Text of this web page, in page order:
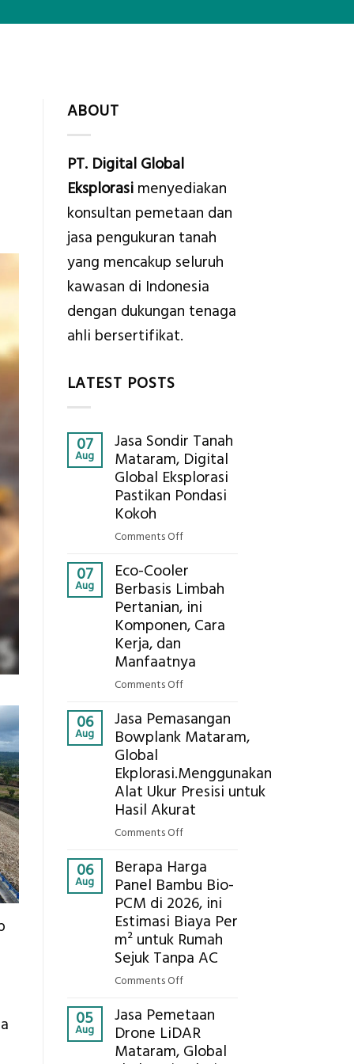
ABOUT
PT. Digital Global
Eksplorasimenyediakan
konsultan pemetaan dan
jasa pengukuran tanah
yang mencakup seluruh
kawasan di Indonesia
dengan dukungan tenaga
ahli bersertifikat.
LATEST POSTS
07
Aug
Jasa Sondir Tanah
Mataram, Digital
Global Eksplorasi
Pastikan Pondasi
Kokoh
Comments Offon
Sondir
Tanah
Mataram,
Digital
Eksplorasi
Pastikan
07
Aug
Eco-Cooler
Berbasis Limbah
Pertanian, ini
Komponen, Cara
Kerja, dan
Manfaatnya
Comments Offon
Cooler
Berbasis
Pertanian,
ini
Komponen,
Manfaatnya
06
Aug
Jasa Pemasangan
Bowplank Mataram,
Global
Ekplorasi.Menggunakan
Alat Ukur Presisi untuk
Hasil Akurat
Comments Offon
Pemasangan
Bowplank
Mataram,
Global
Ekplorasi.Menggunakan
Alat
untuk
Hasil
Akurat
06
Aug
Berapa Harga
Panel Bambu Bio-
PCM di 2026, ini
Estimasi Biaya Per
m² untuk Rumah
Sejuk Tanpa AC
Comments Offon
Harga
Panel
Bambu
05
Aug
Jasa Pemetaan
Drone LiDAR
Mataram, Global